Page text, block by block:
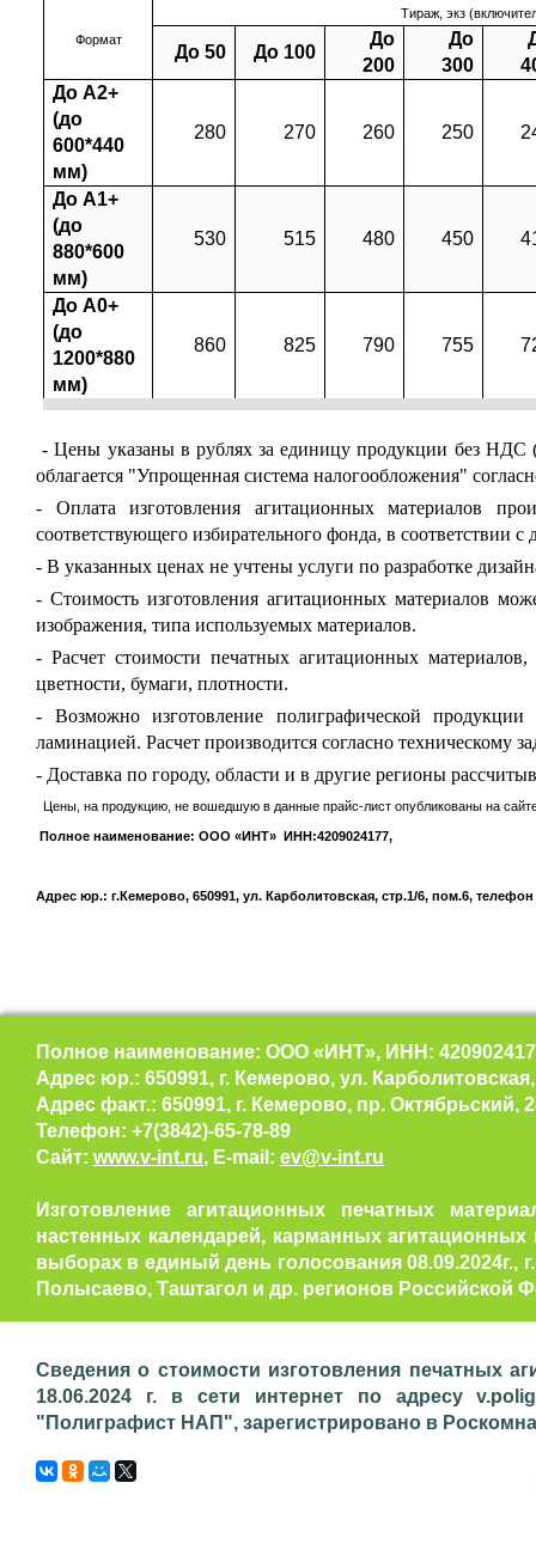
Формат
Тираж, экз
До 50 До 100
До
200
До
300
До А2+
(до
600*440
мм)
280 270 260 250
До А1+
(до
880*600
мм)
530 515 480 450
До А0+
(до
1200*880
мм)
860 825 790 755
- Цены указаны в рублях за единицу продукции без
облагается "Упрощенная система налогообложения"
- Оплата изготовления агитационных материалов
соответствующего избирательного фонда, в соответствии
- В указанных ценах не учтены услуги по разработке
- Стоимость изготовления агитационных материалов
изображения, типа используемых материалов.
- Расчет стоимости печатных агитационных
цветности, бумаги, плотности.
- Возможно изготовление полиграфической
ламинацией. Расчет производится согласно техническому
- Доставка по городу, области и в другие регионы
Цены, на продукцию, не вошедшую в данные прайс-лист опубликованы на
Полное наименование: ООО «ИНТ» ИНН:4209024177,
Адрес юр.: г.Кемерово, 650991, ул. Карболитовская, стр.1/6, пом.6, телефон
Полное наименование: ООО «ИНТ», ИНН:
Адрес юр.: 650991, г. Кемерово, ул.
Адрес факт.: 650991, г. Кемерово, пр. Октябрьский,
Телефон: +7(3842)-65-78-89
Сайт: www.v-int.ru, E-mail: ev@v-int.ru
Изготовление агитационных печатных
настенных календарей, карманных
выборах в единый день голосования 08.09.2024г.,
Полысаево, Таштагол и др. регионов Российской
Сведения о стоимости изготовления печатных
18.06.2024 г. в сети интернет по адресу
"Полиграфист НАП", зарегистрировано в